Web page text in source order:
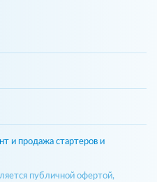
и продажа стартеров и
публичной офертой,